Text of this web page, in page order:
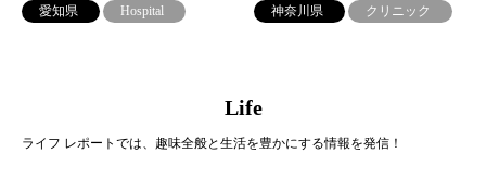
愛知県 Hospital 神奈川県 クリニック
Life
ライフ レポートでは、趣味全般と生活を豊かにする情報を発信！